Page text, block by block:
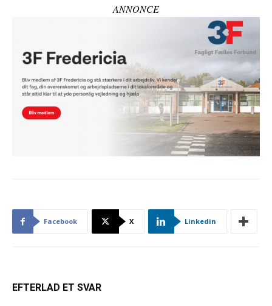
ANNONCE
Facebook X Linkedin
EFTERLAD ET SVAR